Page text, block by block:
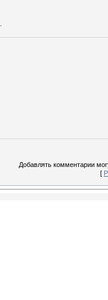
Добавлять комментарии
[